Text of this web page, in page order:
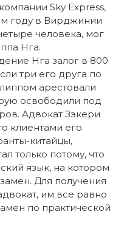
Sky Express,
году в Вирджинии
человека, мог
Нга.
Нга залог в 800
три его друга по
арестовали
освободили под
Адвокат Зэкери
клиентами его
китайцы,
только потому, что
язык, на котором
Для получения
им все равно
по практической